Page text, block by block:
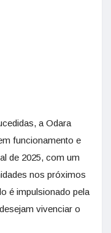
a Odara
funcionamento e
de 2025, com um
nos próximos
é impulsionado pela
vivenciar o